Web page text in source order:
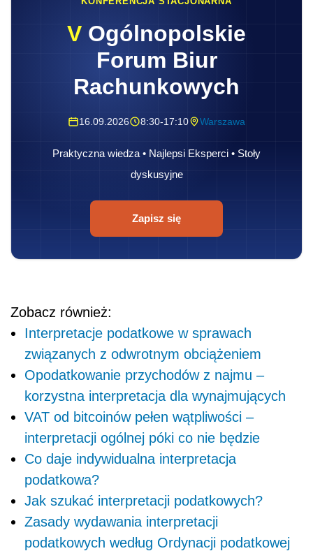
V Ogólnopolskie
Forum Biur
Rachunkowych
16.09.2026 8:30-17:10 Warszawa
Praktyczna wiedza • Najlepsi Eksperci • Stoły
dyskusyjne
Zapisz się
Zobacz również:
Interpretacje podatkowe w sprawach
związanych z odwrotnym obciążeniem
Opodatkowanie przychodów z najmu –
korzystna interpretacja dla wynajmujących
VAT od bitcoinów pełen wątpliwości –
interpretacji ogólnej póki co nie będzie
Co daje indywidualna interpretacja
podatkowa?
Jak szukać interpretacji podatkowych?
Zasady wydawania interpretacji
podatkowych według Ordynacji podatkowej